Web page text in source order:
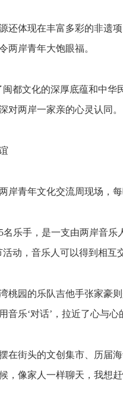
还体现在丰富多彩的非遗
两岸青年大饱眼福。
闽都文化的深厚底蕴和中华
对两岸一家亲的心灵认同。
岸青年文化交流周现场，
名乐手，是一支由两岸音
动，音乐人可以得到相互
桃园的乐队吉他手张家豪
音乐‘对话’，拉近了心与心
在街头的文创集市、历届
，像家人一样聊天，我想